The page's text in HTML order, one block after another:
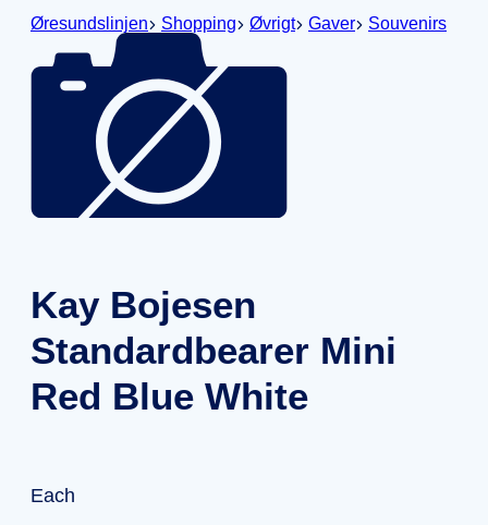
Øresundslinjen
Shopping Øvrigt Gaver Souvenirs
Kay Bojesen
Standardbearer Mini
Red Blue White
Each